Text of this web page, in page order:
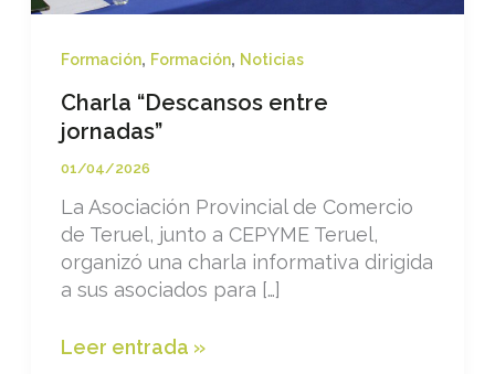
Formación, Formación, Noticias
Charla “Descansos entre
jornadas”
01/04/2026
La Asociación Provincial de Comercio
de Teruel, junto a CEPYME Teruel,
organizó una charla informativa dirigida
a sus asociados para […]
Charla
Leer entrada »